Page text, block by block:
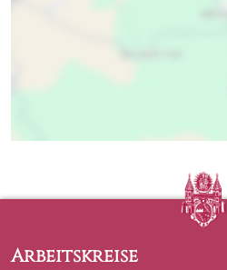
Arbeitskreise